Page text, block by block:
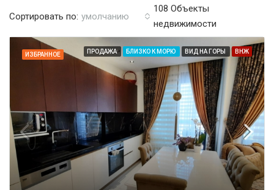
108 Объекты
недвижимости
Сортировать по: умолчанию
ИЗБРАННОЕ ПРОДАЖА БЛИЗКО К МОРЮ ВИД НА ГОРЫ ВНЖ